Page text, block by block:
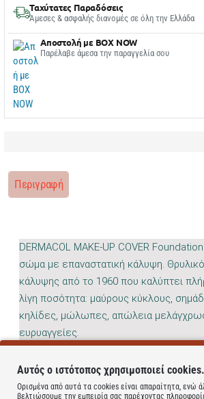
Ταχύτατες Παραδόσεις
Άμεσες & ασφαλής διανομές σε όλη την Ελλάδα
Αποστολή με BOX NOW
Παρέλαβε άμεσα την παραγγελία σου
Περιγραφή
DERMACOL MAKE-UP COVER
σώμα με επαναστατική κάλυψη.
κάλυψης από το 1960 που καλύπτει
λίγη ποσότητα: μαύρους κύκλους,
κηλίδες, μώλωπες, απώλεια
ευρυαγγείες.
Learn more
Αυτός ο ιστότοπος χρησιμοποιεί cookies.
Ορισμένα από αυτά τα cookies είναι απαραίτητα, ενώ
βελτιώσουμε την εμπειρία σας παρέχοντας